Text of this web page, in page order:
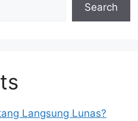
Search
Langsung Lunas?